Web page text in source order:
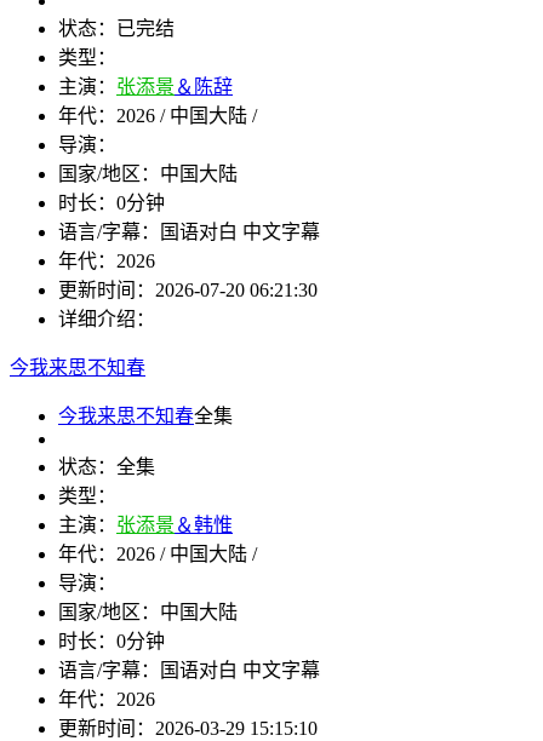
状态： 已完结
类型：
主演： 张添景 ＆陈辞
年代： 2026 / 中国大陆 /
导演：
国家/地区： 中国大陆
时长： 0分钟
语言/字幕：
国语对白 中文字幕
年代： 2026
更新时间： 2026-07-20 06:21:30
详细介绍：
今我来思不知春
今我来思不知春全集
状态： 全集
类型：
主演： 张添景 ＆韩惟
年代： 2026 / 中国大陆 /
导演：
国家/地区： 中国大陆
时长： 0分钟
语言/字幕：
国语对白 中文字幕
年代： 2026
更新时间： 2026-03-29 15:15:10